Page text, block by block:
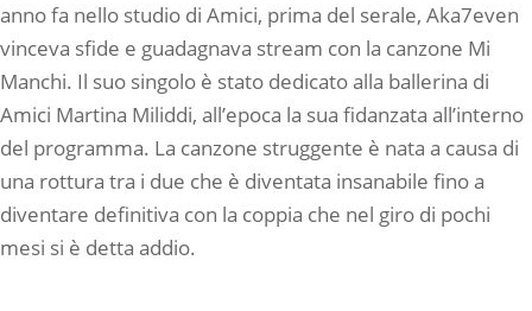
anno fa nello studio di Amici, prima del serale, Aka7even
vinceva sfide e guadagnava stream con la canzone Mi
Manchi. Il suo singolo è stato dedicato alla ballerina di
Amici Martina Miliddi, all’epoca la sua fidanzata all’interno
del programma. La canzone struggente è nata a causa di
una rottura tra i due che è diventata insanabile fino a
diventare definitiva con la coppia che nel giro di pochi
mesi si è detta addio.